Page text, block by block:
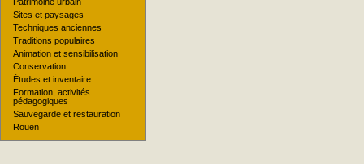
Patrimoine urbain
Sites et paysages
Techniques anciennes
Traditions populaires
Animation et sensibilisation
Conservation
Études et inventaire
Formation, activités
pédagogiques
Sauvegarde et restauration
Rouen